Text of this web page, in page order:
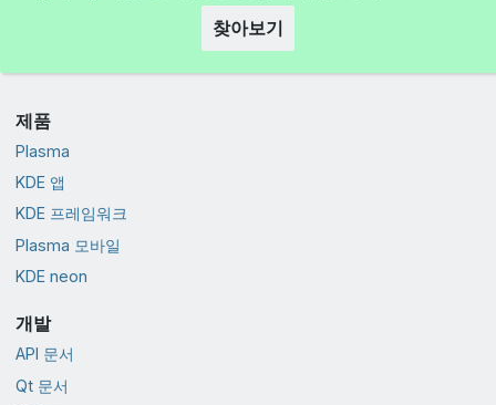
찾아보기
제품
Plasma
KDE 앱
KDE 프레임워크
Plasma 모바일
KDE neon
개발
API 문서
Qt 문서